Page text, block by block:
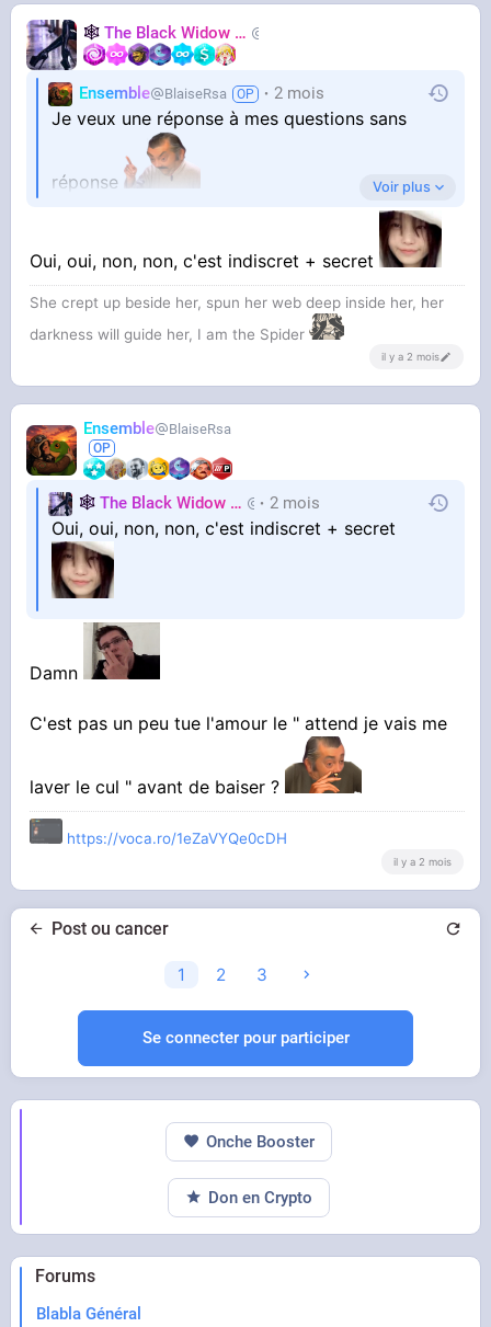
🕸️ The Black Widow 🕷️
Ensemble BlaiseRsa 2 mois
Je veux une réponse à mes questions sans
réponse Voir plus
Oui, oui, non, non, c'est indiscret + secret
She crept up beside her, spun her web deep inside her, her
darkness will guide her, I am the Spider
il y a 2 mois
Ensemble BlaiseRsa
🕸️ The Black Widow 🕷️ Nastasya
2 mois
Oui, oui, non, non, c'est indiscret + secret
Damn
C'est pas un peu tue l'amour le " attend je vais me
laver le cul " avant de baiser ?
https://voca.ro/1eZaVYQe0cDH
il y a 2 mois
Post ou cancer
1 2 3
Se connecter pour participer
Forums
Blabla Général
Onche Booster
Don en Crypto